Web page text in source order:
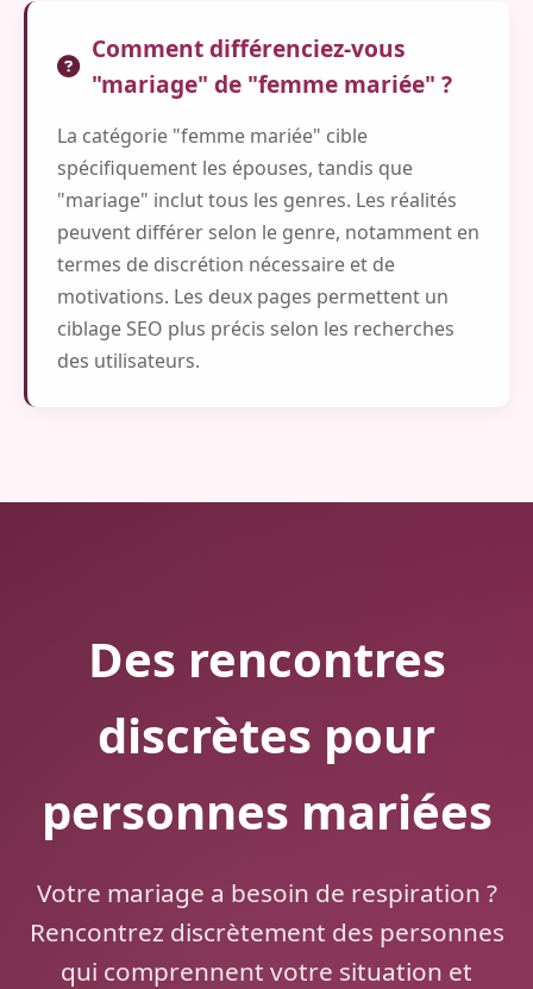
Comment différenciez-vous
"mariage" de "femme mariée" ?
La catégorie "femme mariée" cible
spécifiquement les épouses, tandis que
"mariage" inclut tous les genres. Les réalités
peuvent différer selon le genre, notamment en
termes de discrétion nécessaire et de
motivations. Les deux pages permettent un
ciblage SEO plus précis selon les recherches
des utilisateurs.
Des rencontres
discrètes pour
personnes mariées
Votre mariage a besoin de respiration ?
Rencontrez discrètement des personnes
qui comprennent votre situation et